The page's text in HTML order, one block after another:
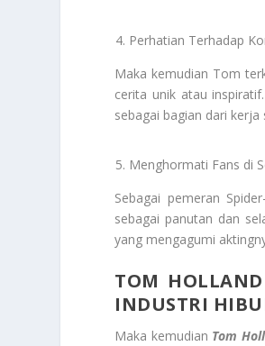
Perhatian Terhadap
Maka kemudian Tom
cerita unik atau
sebagai bagian dari
Menghormati Fans di
Sebagai pemeran
sebagai panutan dan
yang mengagumi
TOM
INDUSTRI
Maka kemudian Tom